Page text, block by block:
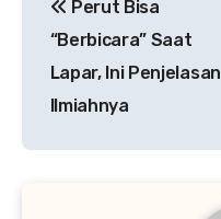
pos
Perut Bisa
“Berbicara” Saat
Lapar, Ini Penjelasan
Ilmiahnya